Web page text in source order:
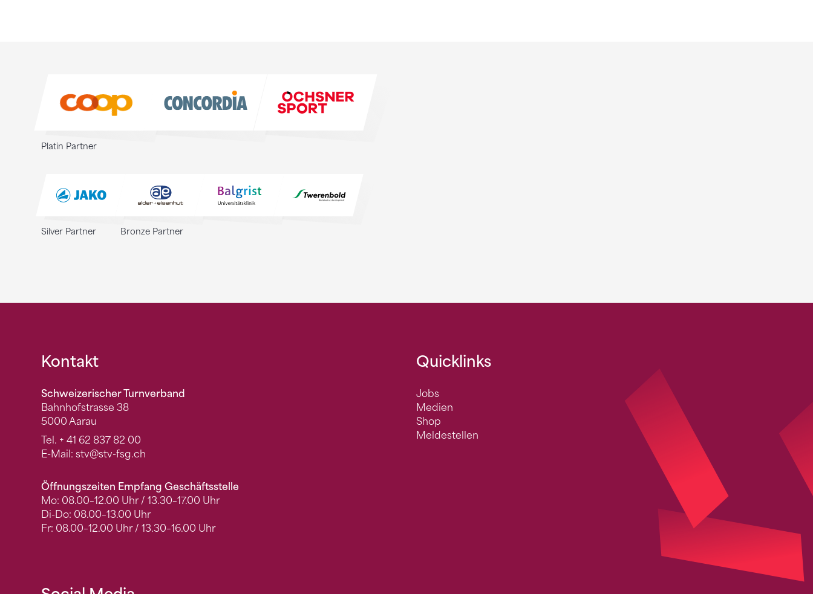
Platin Partner
Silver Partner Bronze Partner
Fusszeile
Kontakt
Schweizerischer Turnverband
Bahnhofstrasse 38
5000 Aarau
Tel. + 41 62 837 82 00
E-Mail: stv@stv-fsg.ch
Öffnungszeiten Empfang Geschäftsstelle
Mo: 08.00–12.00 Uhr / 13.30–17.00 Uhr
Di-Do: 08.00–13.00 Uhr
Fr: 08.00–12.00 Uhr / 13.30–16.00 Uhr
Quicklinks
Jobs
Medien
Shop
Meldestellen